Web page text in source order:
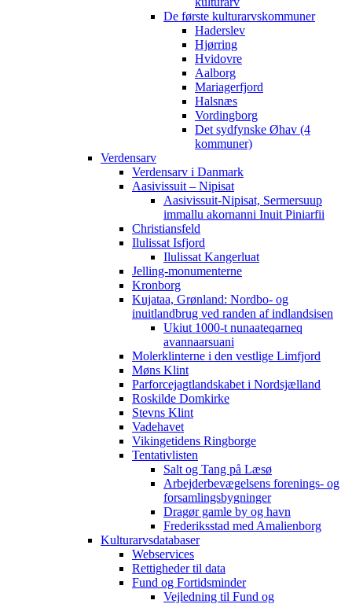
De første kulturarvskommuner
Haderslev
Hjørring
Hvidovre
Aalborg
Mariagerfjord
Halsnæs
Vordingborg
Det sydfynske Øhav (4
kommuner)
Verdensarv
Verdensarv i Danmark
Aasivissuit – Nipisat
Aasivissuit-Nipisat, Sermersuup
immallu akornanni Inuit Piniarfii
Christiansfeld
Ilulissat Isfjord
Ilulissat Kangerluat
Jelling-monumenterne
Kronborg
Kujataa, Grønland: Nordbo- og
inuitlandbrug ved randen af indlandsisen
Ukiut 1000-t nunaateqarneq
avannaarsuani
Molerklinterne i den vestlige Limfjord
Møns Klint
Parforcejagtlandskabet i Nordsjælland
Roskilde Domkirke
Stevns Klint
Vadehavet
Vikingetidens Ringborge
Tentativlisten
Salt og Tang på Læsø
Arbejderbevægelsens forenings- og
forsamlingsbygninger
Dragør gamle by og havn
Frederiksstad med Amalienborg
Kulturarvsdatabaser
Webservices
Rettigheder til data
Fund og Fortidsminder
Vejledning til Fund og